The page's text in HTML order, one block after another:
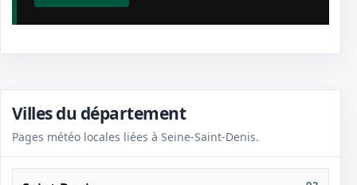
Villes du département
Pages météo locales liées à Seine-Saint-Denis.